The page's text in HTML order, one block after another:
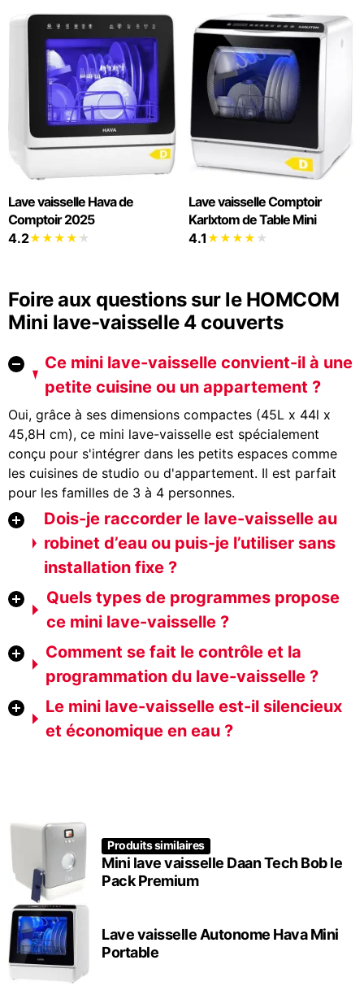
Lave vaisselle Hava de
Comptoir 2025
4.2
Lave vaisselle Comptoir
Karlxtom de Table Mini
4.1
Foire aux questions sur le HOMCOM
Mini lave-vaisselle 4 couverts
Ce mini lave-vaisselle convient-il à une
petite cuisine ou un appartement ?
Oui, grâce à ses dimensions compactes (45L x 44l x
45,8H cm), ce mini lave-vaisselle est spécialement
conçu pour s'intégrer dans les petits espaces comme
les cuisines de studio ou d'appartement. Il est parfait
pour les familles de 3 à 4 personnes.
Dois-je raccorder le lave-vaisselle au
robinet d’eau ou puis-je l’utiliser sans
installation fixe ?
Quels types de programmes propose
ce mini lave-vaisselle ?
Comment se fait le contrôle et la
programmation du lave-vaisselle ?
Le mini lave-vaisselle est-il silencieux
et économique en eau ?
Produits similaires
Mini lave vaisselle Daan Tech Bob le
Pack Premium
Lave vaisselle Autonome Hava Mini
Portable